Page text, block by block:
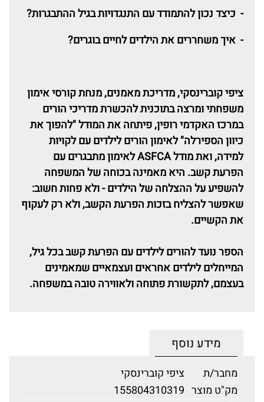
- כיצד נכון להתמודד עם התנגדויות בגיל ההתבגרות?
- איך משחררים את הילדים לחיים בוגרים?
ציפי קוברינסקי, מדריכת מאמנים, מנחת קורסי אימון
משפחתי ומרצה בתוכנית להכשרת מדריכי הורים
במרכז האקדמי רופין, פיתחה את המודל "להפוך את
כיוון הספירלה" לאימון הורים לילדים עם לקויות
למידה, ואת מודלASFCAלאימון מתבגרים עם
הפרעת קשב. היא מאמינה בכוחה של המשפחה
להשפיע על ההצלחה של הילדים - ולא פחות חשוב:
שאפשר להצליח בזכות הפרעת הקשב, ולא רק לעקוף
את הקשיים.
הספר נועד להורים לילדים עם הפרעת קשב בכל גיל,
המייחלים לילדים אחראים ועצמאיים שמאמינים
בעצמם, לתקשורת פתוחה ולאווירה טובה במשפחה.
מידע נוסף
מחבר/ת
ציפי קוברינסקי
מק"ט מוצר 155804310319